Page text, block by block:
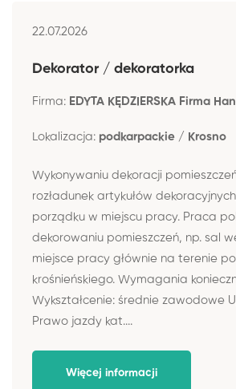
22.07.2026
Dekorator / dekoratorka
Firma: EDYTA KĘDZIERSKA Firma
Lokalizacja: podkarpackie / Krosno
Wykonywaniu dekoracji
rozładunek artykułów
porządku w miejscu pracy. Praca
dekorowaniu pomieszczeń, np. sal
miejsce pracy głównie na terenie
krośnieńskiego. Wymagania
Wykształcenie: średnie zawodowe
Prawo jazdy kat....
Więcej informacji